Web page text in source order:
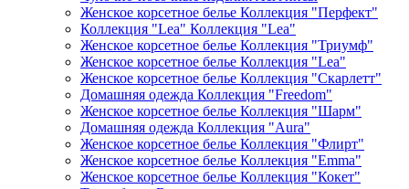
Женское корсетное белье Коллекция "Перфект"
Коллекция "Lea" Коллекция "Lea"
Женское корсетное белье Коллекция "Триумф"
Женское корсетное белье Коллекция "Lea"
Женское корсетное белье Коллекция "Скарлетт"
Домашняя одежда Коллекция "Freedom"
Женское корсетное белье Коллекция "Шарм"
Домашняя одежда Коллекция "Aura"
Женское корсетное белье Коллекция "Флирт"
Женское корсетное белье Коллекция "Emma"
Женское корсетное белье Коллекция "Кокет"